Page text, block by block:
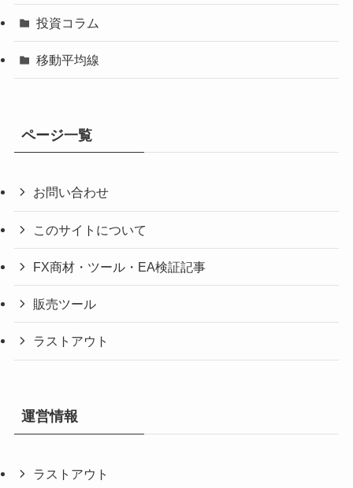
投資コラム
移動平均線
ページ一覧
お問い合わせ
このサイトについて
FX商材・ツール・EA検証記事
販売ツール
ラストアウト
運営情報
ラストアウト